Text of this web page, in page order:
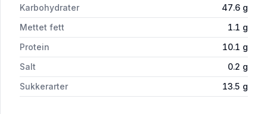
Karbohydrater
47.6 g
Mettet fett
1.1 g
Protein
10.1 g
Salt
0.2 g
Sukkerarter
13.5 g